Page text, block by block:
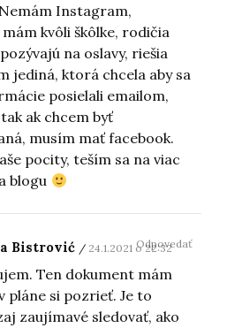
Instagram,
mám kvôli škôlke, rodičia
na oslavy, riešia
jediná, ktorá chcela aby sa
posielali emailom,
ak chcem byť
musím mať facebook.
pocity, teším sa na viac
blogu
Bistrović 24.1.2021 o 22:32
Ten dokument mám
pláne si pozrieť. Je to
zaujímavé sledovať, ako
Odpovedať